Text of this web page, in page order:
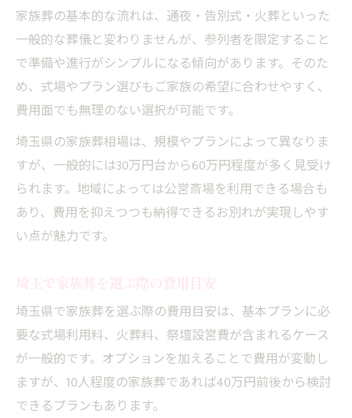
家族葬の基本的な流れは、通夜・告別式・火葬といった
一般的な葬儀と変わりませんが、参列者を限定すること
で準備や進行がシンプルになる傾向があります。そのた
め、式場やプラン選びもご家族の希望に合わせやすく、
費用面でも無理のない選択が可能です。
埼玉県の家族葬相場は、規模やプランによって異なりま
すが、一般的には30万円台から60万円程度が多く見受け
られます。地域によっては公営斎場を利用できる場合も
あり、費用を抑えつつも納得できるお別れが実現しやす
い点が魅力です。
埼玉県で家族葬を選ぶ際の費用目安は、基本プランに必
要な式場利用料、火葬料、祭壇設営費が含まれるケース
が一般的です。オプションを加えることで費用が変動し
ますが、10人程度の家族葬であれば40万円前後から検討
できるプランもあります。